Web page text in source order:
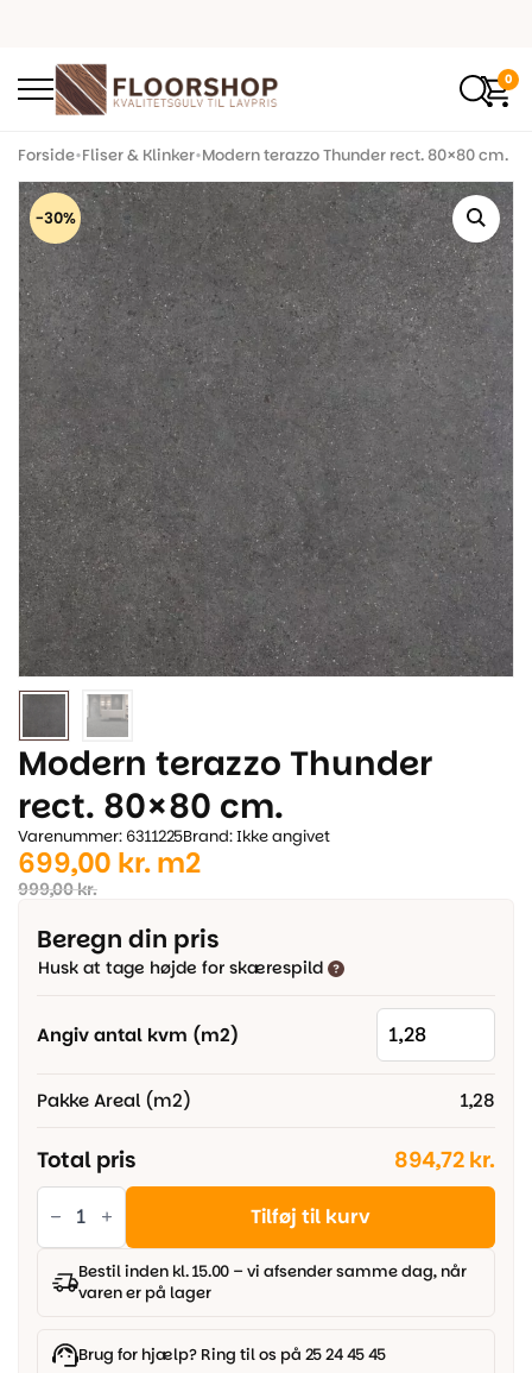
0
Forside•Fliser & Klinker•Modern terazzo Thunder rect. 80×80 cm.
-30%
Modern terazzo Thunder
rect. 80×80 cm.
Varenummer: 6311225Brand: Ikke angivet
999,00kr.
Den
oprindelige
pris
var:
699,00 kr.
Den
aktuelle
pris
er:
m2
Beregn din pris
Husk at tage højde for skærespild
Angiv antal kvm (m2)
Pakke Areal (m2) 1,28
Total pris 894,72 kr.
Modern
terazzo
Thunder
rect.
80x80
cm.
antal
Tilføj til kurv
Bestil inden kl. 15.00 – vi afsender samme dag, når
varen er på lager
Brug for hjælp? Ring til os på 25 24 45 45